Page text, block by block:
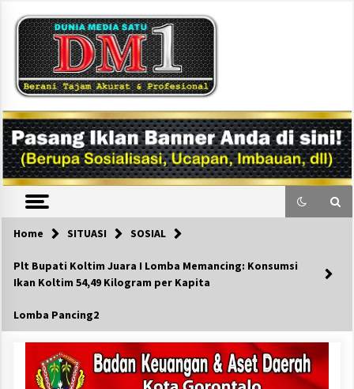
content
DM1
Home SITUASI SOSIAL
Plt Bupati Koltim Juara I Lomba Memancing: Konsumsi
Ikan Koltim 54,49 Kilogram per Kapita
Lomba Pancing2